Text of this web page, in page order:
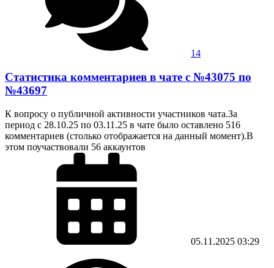
14
Статистика комментариев в чате с №43075 по
№43697
К вопросу о публичной активности участников чата.За
период с 28.10.25 по 03.11.25 в чате было оставлено 516
комментариев (столько отображается на данный момент).В
этом поучаствовали 56 аккаунтов
05.11.2025 03:29